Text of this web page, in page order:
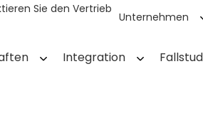
Sie den Vertrieb
Unternehmen
Integration